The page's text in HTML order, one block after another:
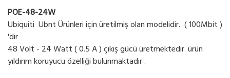
POE-48-24W
Ubiquiti Ubnt Ürünleri için üretilmiş olan modelidir. ( 100Mbit )
'dir
48 Volt - 24 Watt ( 0.5 A ) çıkış gücü üretmektedir. ürün
yıldırım koruyucu özelliği bulunmaktadır .